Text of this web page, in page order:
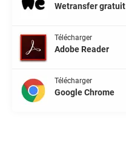
Wetransfer gratuit
Télécharger
Adobe Reader
Télécharger
Google Chrome